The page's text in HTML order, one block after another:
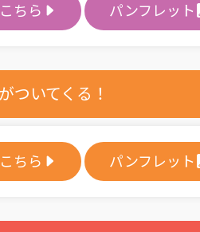
ちら パンフレット
ついてくる！
ちら パンフレット